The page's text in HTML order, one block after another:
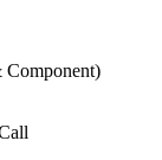
Component)